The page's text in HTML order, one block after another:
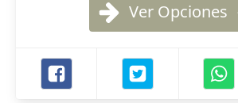
Ver Opciones